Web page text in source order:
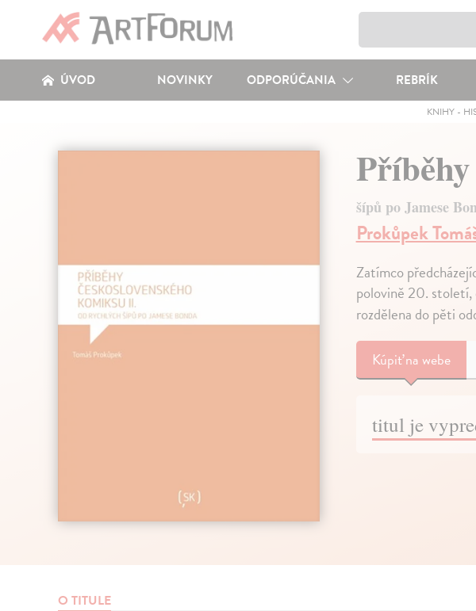
ÚVOD NOVINKY ODPORÚČANIA REBRÍK
KNIHY-
šípů po Jamese
Prokůpek
Zatímco
polovině 20. století,
rozdělena do pěti
Kúpiťna webe
titul je
O TITULE